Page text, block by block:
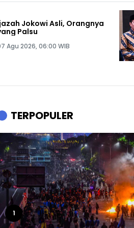
Jokowi Asli, Orangnya
Palsu
Agu 2026, 06:00 WIB
TERPOPULER
1